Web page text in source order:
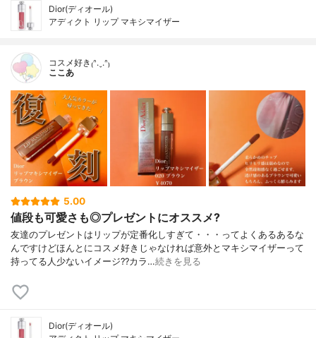
Dior(ディオール)
アディクト リップ マキシマイザー
コスメ好き₍ᐢ.ˬ.ᐢ₎
ここあ
5.00
値段も可愛さも◎プレゼントにオススメ?
友達のプレゼントはリップが定番化しすぎて・・・ってよくあるあるな
んですけどほんとにコスメ好きじゃなければ意外とマキシマイザーって
持ってる人少ないイメージ??カラ…続きを見る
Dior(ディオール)